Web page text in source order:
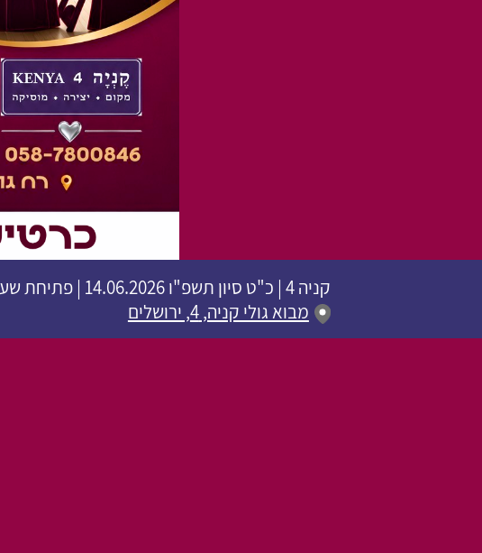
קניה 4 | כ"ט סיון תשפ"ו14.06.2026 | פתיחת שערים 20:00 | שעת התחלה 20:30
מבוא גולי קניה, 4, ירושלים